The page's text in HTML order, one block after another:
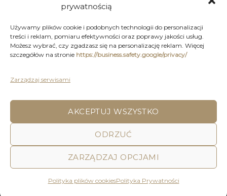
prywatnością
Używamy plików cookie i podobnych technologii do personalizacji
treści i reklam, pomiaru efektywności oraz poprawy jakości usług.
Możesz wybrać, czy zgadzasz się na personalizację reklam. Więcej
szczegółów na stronie https://business.safety.google/privacy/
Zarządzaj serwisami
AKCEPTUJ WSZYSTKO
ODRZUĆ
ZARZĄDZAJ OPCJAMI
Polityka plików cookiesPolityka Prywatności
DEKORACJE
KUCHNIA
POLITYKA PRYWATNOŚCI
REGULAMIN SKLEPU ON-LINE
DECOR AND YOU
Decor & You | Home Decorations | Home Accessories |
Shark Media